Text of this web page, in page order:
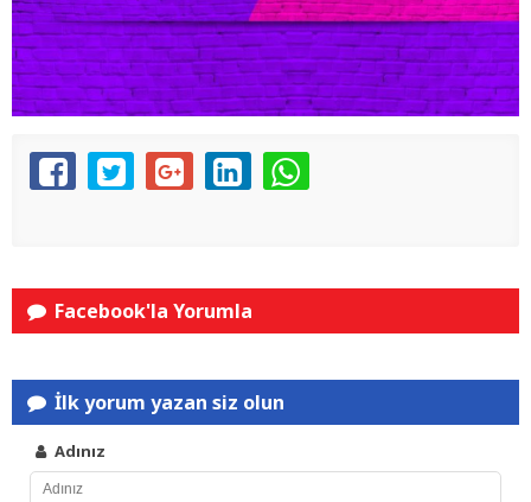
Facebook'la Yorumla
İlk yorum yazan siz olun
Adınız